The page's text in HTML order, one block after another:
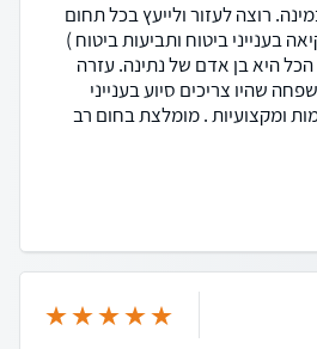
רוצה לעזור ולייעץ בכל תחום
בענייני ביטוח ותביעות ביטוח )
הכל היא בן אדם של נתינה. עזרה
שהיו צריכים סיוע בענייני
ומקצועיות . מומלצת בחום רב